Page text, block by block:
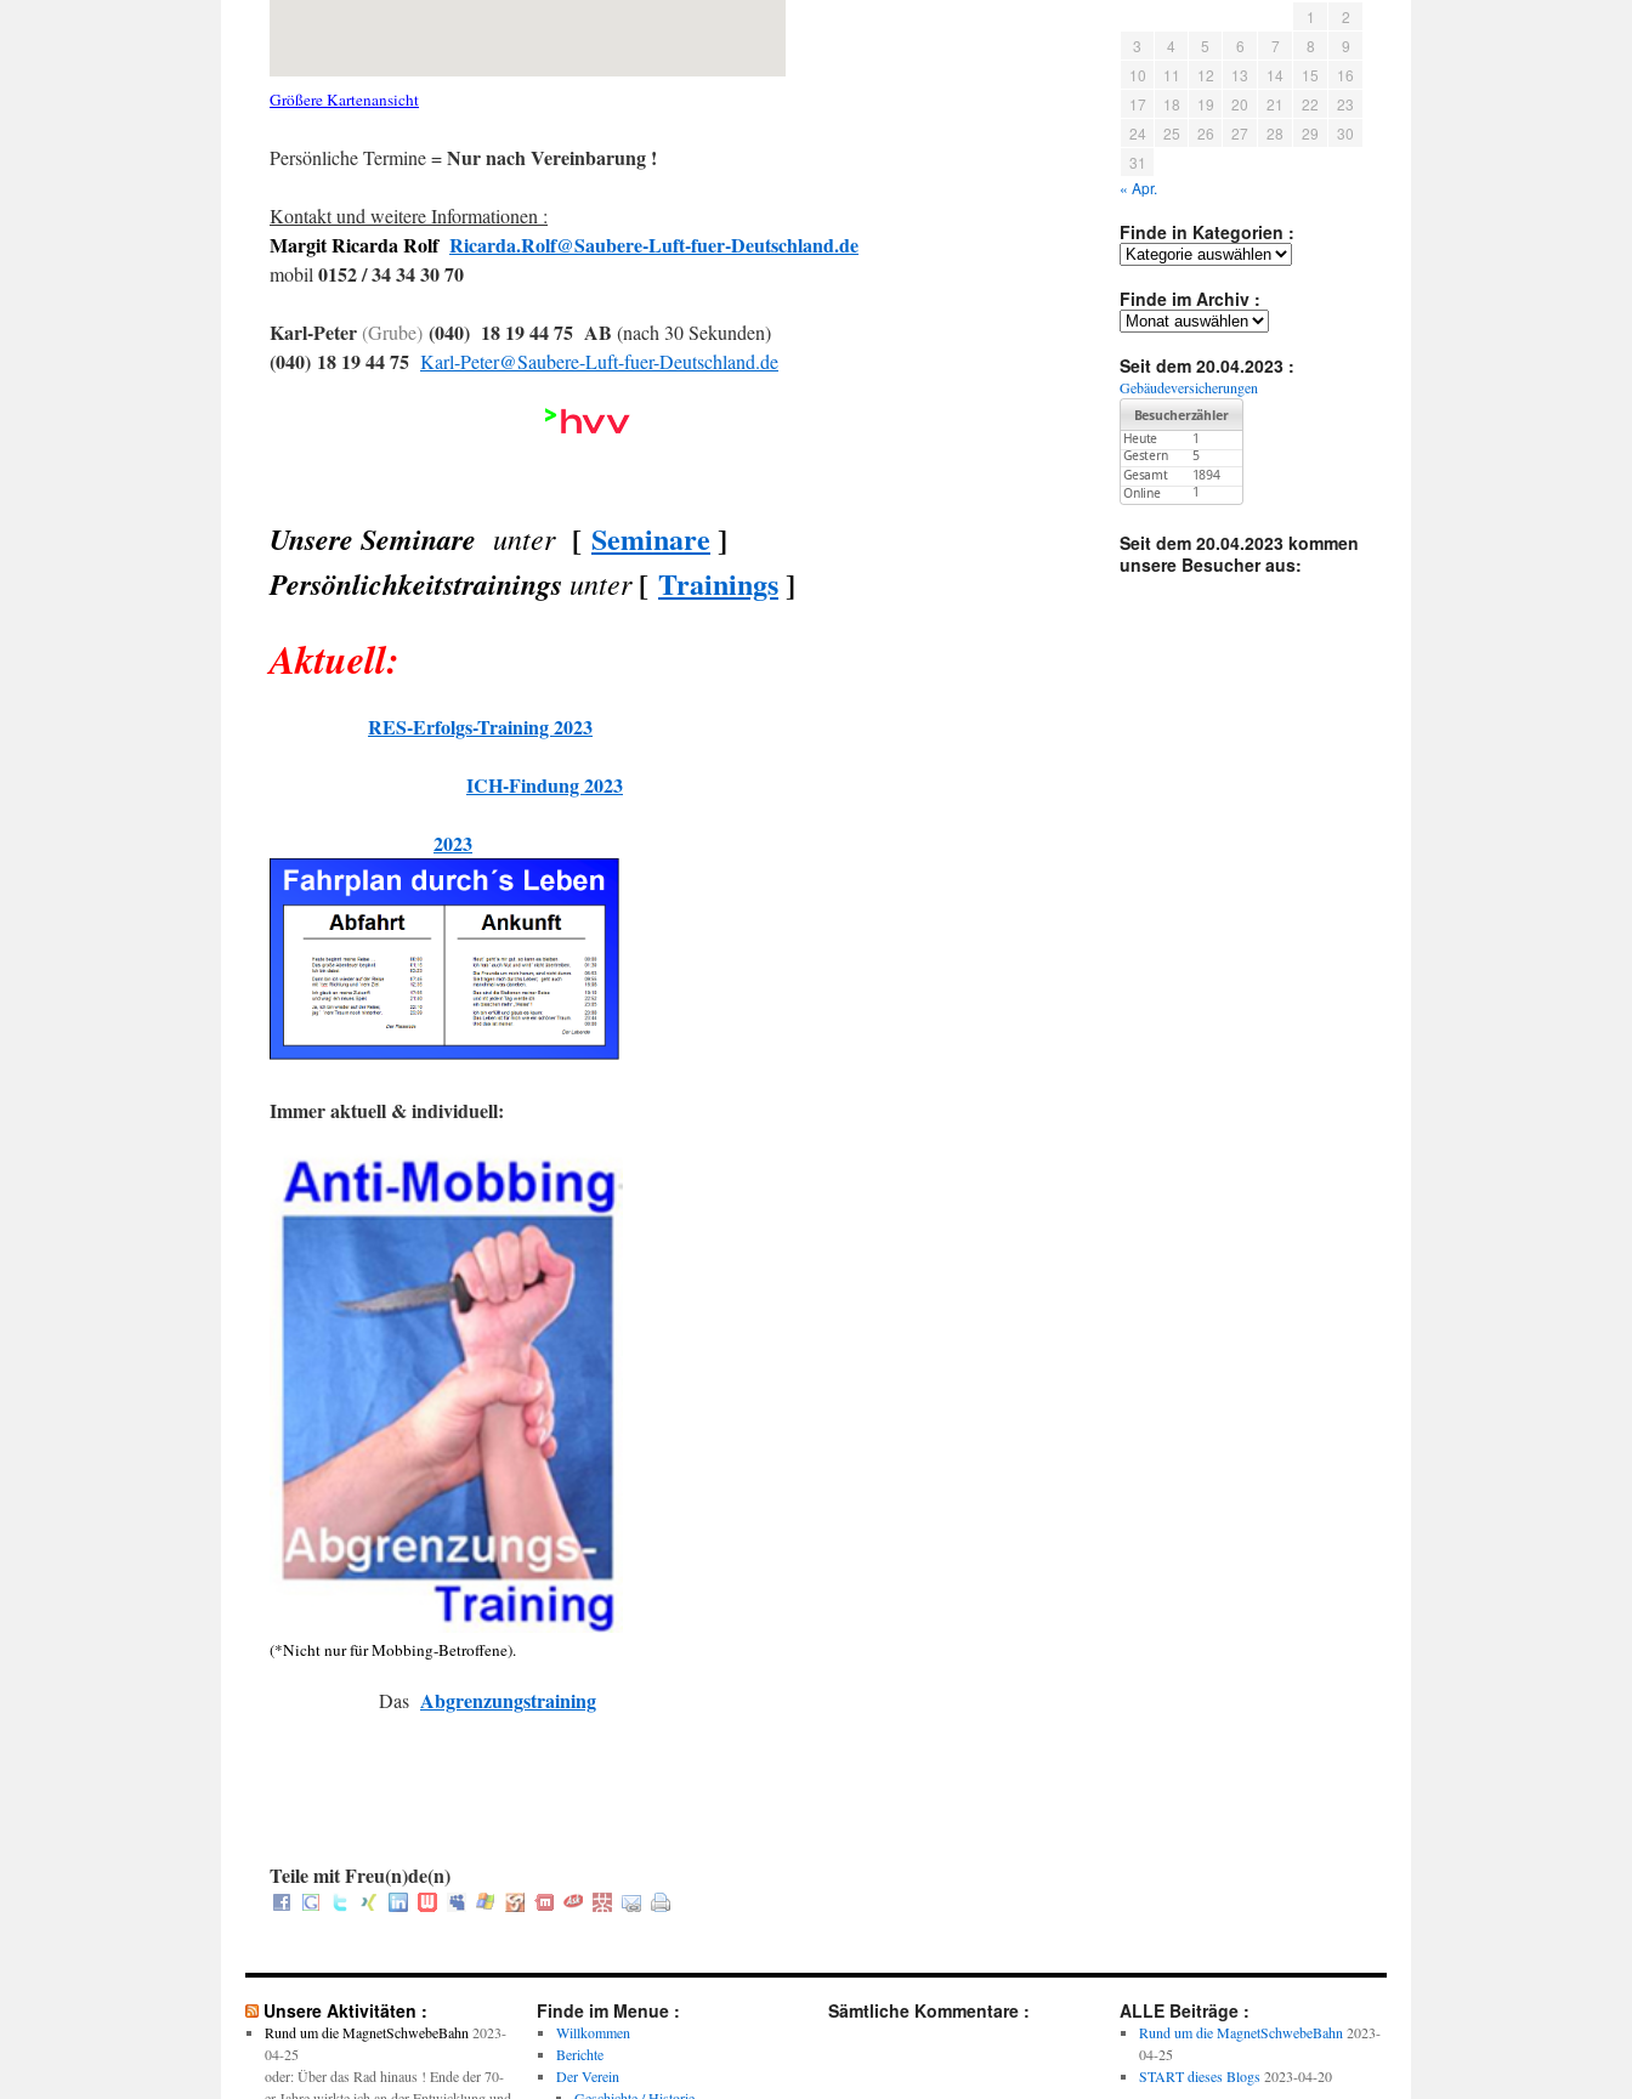
Größere Kartenansicht
Persönliche Termine =Nur nach Vereinbarung !
Kontakt und weitere Informationen :
Margit Ricarda Rolf Ricarda.Rolf@Saubere-Luft-fuer-Deutschland.de
mobil 0152 / 34 34 30 70
Karl-Peter (Grube) (040) 18 19 44 75 AB (nach 30 Sekunden)
(040) 18 19 44 75 Karl-Peter@Saubere-Luft-fuer-Deutschland.de
Unsere Seminare unter [ Seminare ]
Persönlichkeitstrainings unter[ Trainings]
Aktuell:
RES-Erfolgs-Training 2023
ICH-Findung 2023
2023
Immer aktuell & individuell:
(*Nicht nur für Mobbing-Betroffene).
Das Abgrenzungstraining
Teile mit Freu(n)de(n)
1
2
3
4 5 6 7 8
9
10
11 12 13 14 15
16
17
18 19 20 21 22
23
24
25 26 27 28 29
30
31
« Apr.
Finde in Kategorien :
Finde
Kategorien
Finde im Archiv :
Finde
Archiv
:
Seit dem 20.04.2023 :
Gebäudeversicherungen
Seit dem 20.04.2023 kommen
unsere Besucher aus:
Unsere Aktivitäten :
Rund um die MagnetSchwebeBahn 2023-
04-25
oder: Über das Rad hinaus ! Ende der 70-
Finde im Menue :
Willkommen
Berichte
Der Verein
Sämtliche Kommentare : ALLE Beiträge :
Rund um die MagnetSchwebeBahn 2023-
04-25
START dieses Blogs 2023-04-20